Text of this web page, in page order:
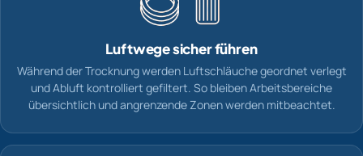
Luftwege sicher führen
Während der Trocknung werden Luftschläuche geordnet verlegt
und Abluft kontrolliert gefiltert. So bleiben Arbeitsbereiche
übersichtlich und angrenzende Zonen werden mitbeachtet.